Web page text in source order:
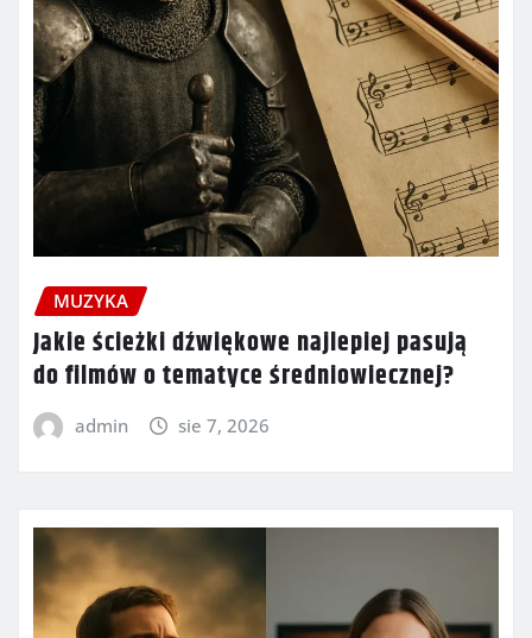
MUZYKA
Jakie ścieżki dźwiękowe najlepiej pasują
do filmów o tematyce średniowiecznej?
admin sie 7, 2026